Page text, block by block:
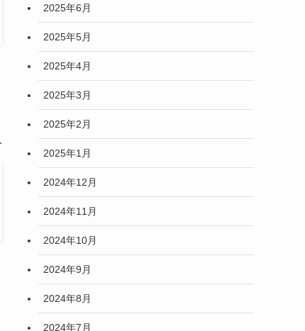
2025年6月
2025年5月
2025年4月
2025年3月
2025年2月
2025年1月
2024年12月
2024年11月
2024年10月
2024年9月
2024年8月
2024年7月